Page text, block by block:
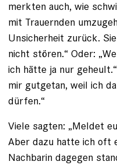
merkten auch, wie
mit Trauernden
Unsicherheit zurück.
nicht stören.“ Oder:
ich hätte ja nur
mir gutgetan, weil ich
dürfen.“
Viele sagten: „Meldet
Aber dazu hatte ich oft
Nachbarin dagegen